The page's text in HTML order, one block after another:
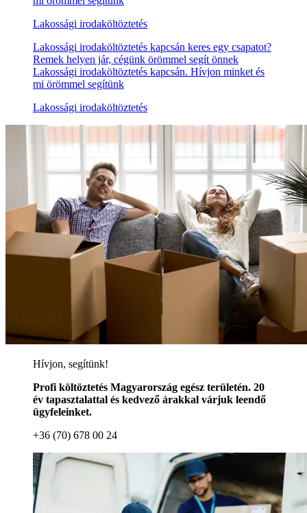
Lakossági irodaköltöztetés
Lakossági irodaköltöztetés kapcsán keres egy csapatot?
Remek helyen jár, cégünk örömmel segít önnek
Lakossági irodaköltöztetés kapcsán. Hívjon minket és
mi örömmel segítünk
Lakossági irodaköltöztetés
Hívjon, segítünk!
Profi költöztetés Magyarország egész területén. 20
év tapasztalattal és kedvező árakkal várjuk leendő
ügyfeleinket.
+36 (70) 678 00 24